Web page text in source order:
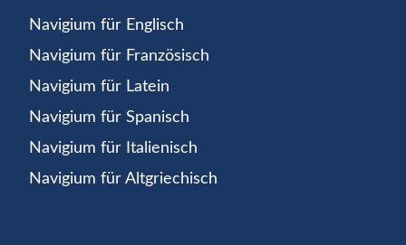
Navigium für Englisch
Navigium für Französisch
Navigium für Latein
Navigium für Spanisch
Navigium für Italienisch
Navigium für Altgriechisch